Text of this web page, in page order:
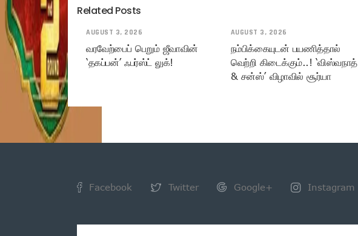
Related Posts
AUGUST 3, 2026
வரவேற்பைப் பெறும் ஜீவாவின்
‘தகப்பன்’ ஃபர்ஸ்ட் லுக்!
AUGUST 3, 2026
நம்பிக்கையுடன் பயணித்தால்
வெற்றி கிடைக்கும்..! ‘விஸ்வநாத்
& சன்ஸ்’ விழாவில் சூர்யா
Facebook Twitter Google+ Instagram